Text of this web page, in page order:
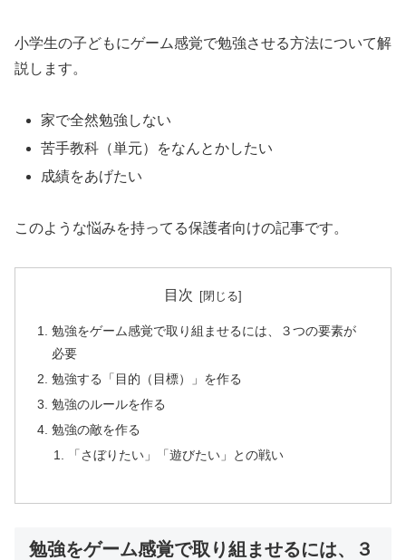
小学生の子どもにゲーム感覚で勉強させる方法について解
説します。
家で全然勉強しない
苦手教科（単元）をなんとかしたい
成績をあげたい
このような悩みを持ってる保護者向けの記事です。
目次
勉強をゲーム感覚で取り組ませるには、３つの要素が
必要
勉強する「目的（目標）」を作る
勉強のルールを作る
勉強の敵を作る
「さぼりたい」「遊びたい」との戦い
勉強をゲーム感覚で取り組ませるには、３